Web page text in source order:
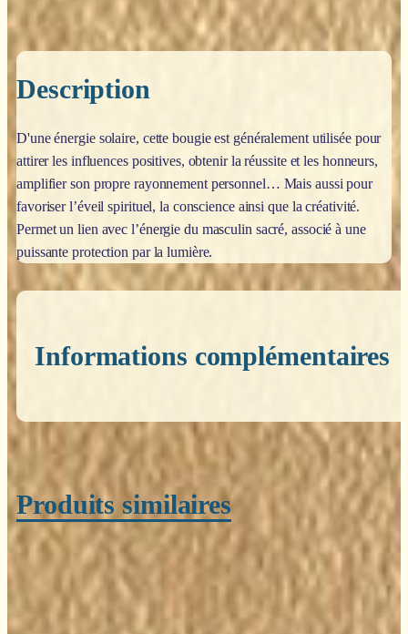
Description
D'une énergie solaire, cette bougie est généralement utilisée pour
attirer les influences positives, obtenir la réussite et les honneurs,
amplifier son propre rayonnement personnel… Mais aussi pour
favoriser l’éveil spirituel, la conscience ainsi que la créativité.
Permet un lien avec l’énergie du masculin sacré, associé à une
puissante protection par la lumière.
Informations complémentaires
Produits similaires